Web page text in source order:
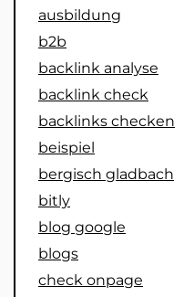
ausbildung
b2b
backlink analyse
backlink check
backlinks checken
beispiel
bergisch gladbach
bitly
blog google
blogs
check onpage